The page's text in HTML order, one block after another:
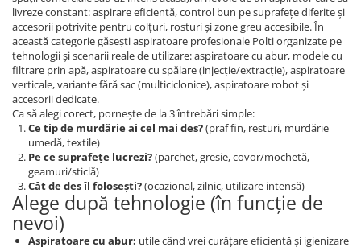
livreze constant: aspirare eficientă, control bun pe suprafețe diferite și
accesorii potrivite pentru colțuri, rosturi și zone greu accesibile. În
această categorie găsești aspiratoare profesionale Polti organizate pe
tehnologii și scenarii reale de utilizare: aspiratoare cu abur, modele cu
filtrare prin apă, aspiratoare cu spălare (injecție/extracție), aspiratoare
verticale, variante fără sac (multiciclonice), aspiratoare robot și
accesorii dedicate.
Ca să alegi corect, pornește de la 3 întrebări simple:
Ce tip de murdărie ai cel mai des?(praf fin, resturi, murdărie
umedă, textile)
Pe ce suprafețe lucrezi?(parchet, gresie, covor/mochetă,
geamuri/sticlă)
Cât de des îl folosești?(ocazional, zilnic, utilizare intensă)
Alege după tehnologie (în funcție de
nevoi)
Aspiratoare cu abur: utile când vrei curățare eficientă și igienizare